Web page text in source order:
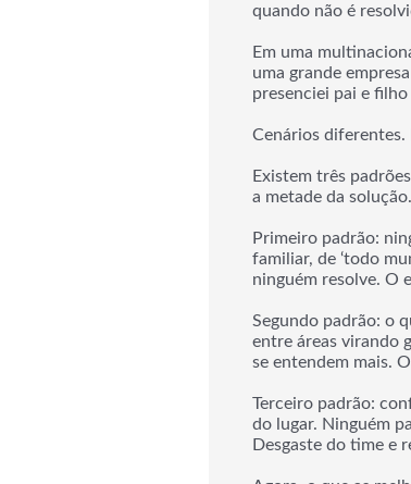
quando não é
Em uma
uma grande
presenciei pai e
Cenários diferentes.
Existem três
a metade da solução.
Primeiro padrão:
familiar, de ‘todo
ninguém resolve. O
Segundo padrão: o
entre áreas virando
se entendem mais.
Terceiro padrão:
do lugar. Ninguém
Desgaste do time e